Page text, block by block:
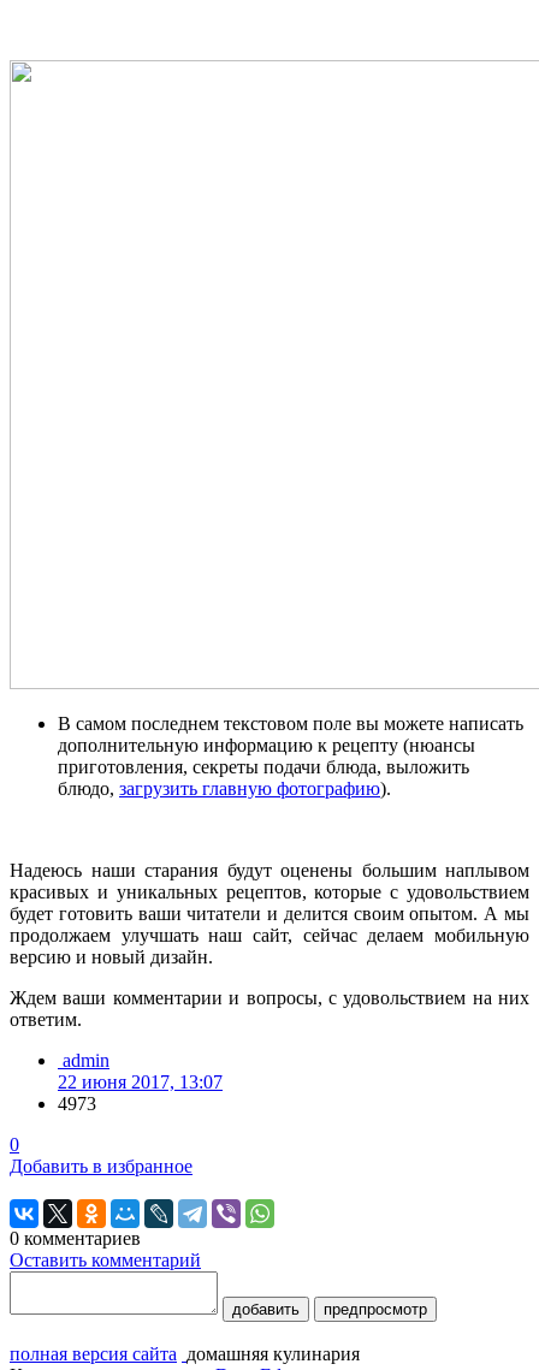
В самом последнем текстовом поле вы можете написать
дополнительную информацию к рецепту (нюансы
приготовления, секреты подачи блюда, выложить
блюдо, загрузить главную фотографию).
Надеюсь наши старания будут оценены большим наплывом
красивых и уникальных рецептов, которые с удовольствием
будет готовить ваши читатели и делится своим опытом. А мы
продолжаем улучшать наш сайт, сейчас делаем мобильную
версию и новый дизайн.
Ждем ваши комментарии и вопросы, с удовольствием на них
ответим.
admin
22 июня 2017, 13:07
4973
0
Добавить в избранное
0 комментариев
Оставить комментарий
добавить предпросмотр
полная версия сайта домашняя кулинария